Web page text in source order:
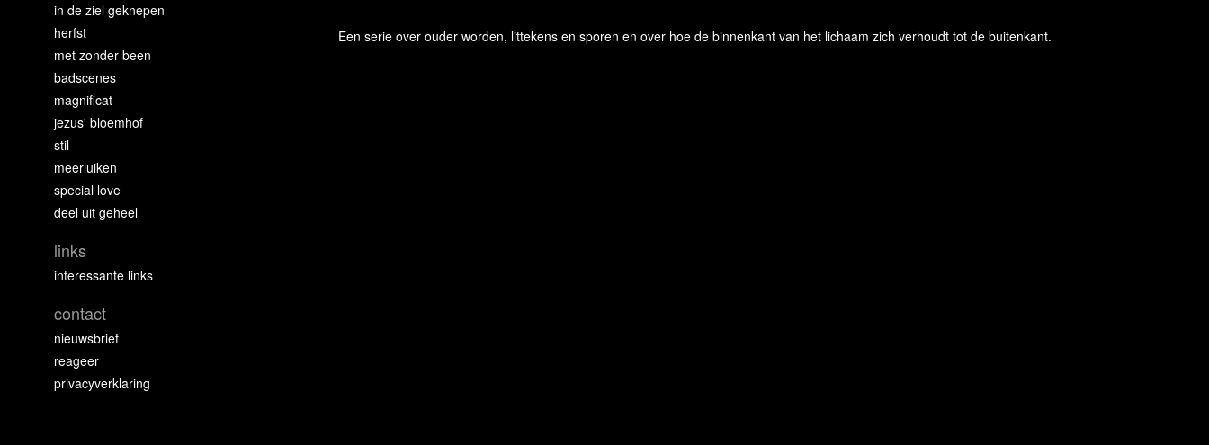
Een serie over ouder worden, littekens en sporen en over hoe de binnenkant van het lichaam zich verhoudt tot de buitenkant.
in de ziel geknepen
herfst
met zonder been
badscenes
magnificat
jezus' bloemhof
stil
meerluiken
special love
deel uit geheel
links
interessante links
contact
nieuwsbrief
reageer
privacyverklaring